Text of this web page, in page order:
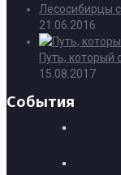
Лесосибирцы
21.06.2016
Путь, который
15.08.2017
События